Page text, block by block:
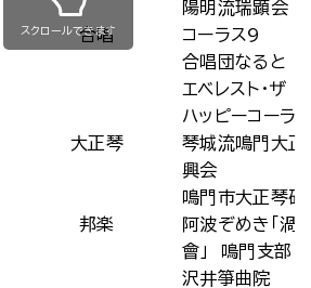
陽明流瑞顕会
合唱
コーラス9
合唱団なると
エベレスト・ザ
ハッピーコーラ
大正琴
琴城流鳴門大正
興会
鳴門市大正琴研
邦楽
阿波ぞめき「渦
會」 鳴門支部
沢井箏曲院
スクロールできます